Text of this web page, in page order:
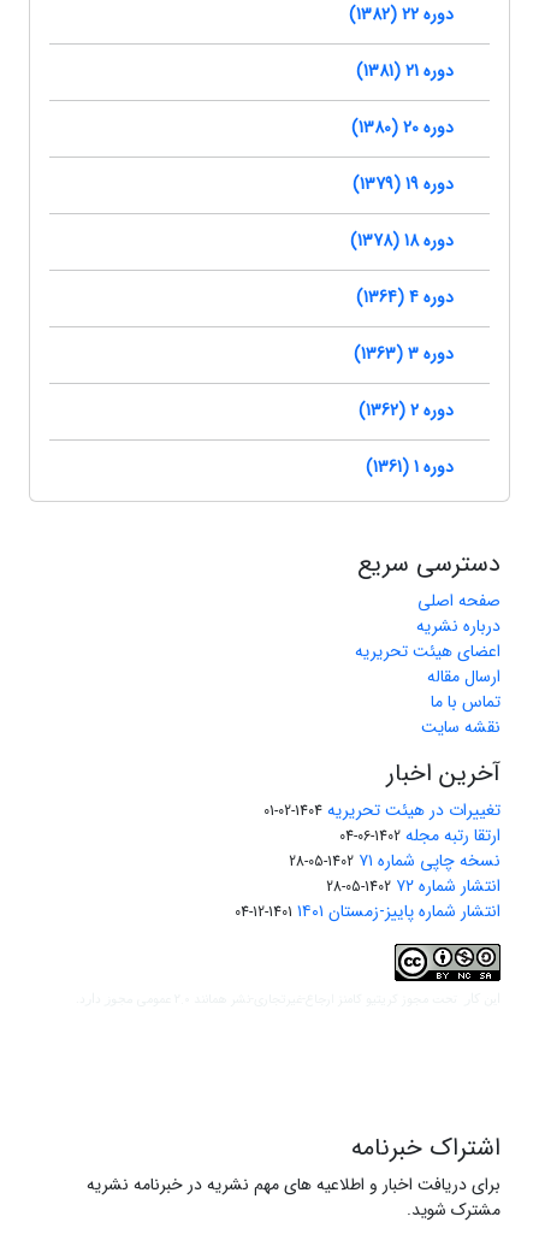
دوره 22 (1382)
دوره 21 (1381)
دوره 20 (1380)
دوره 19 (1379)
دوره 18 (1378)
دوره 4 (1364)
دوره 3 (1363)
دوره 2 (1362)
دوره 1 (1361)
دسترسی سریع
صفحه اصلی
درباره نشریه
اعضای هیئت تحریریه
ارسال مقاله
تماس با ما
نقشه سایت
آخرین اخبار
تغییرات در هیئت تحریریه 1404-02-01
ارتقا رتبه مجله 1402-06-04
نسخه چاپی شماره ۷۱ 1402-05-28
انتشار شماره ۷۲ 1402-05-28
انتشار شماره پاییز-زمستان ۱۴۰۱ 1401-12-04
اشتراک خبرنامه
برای دریافت اخبار و اطلاعیه های مهم نشریه در خبرنامه نشریه
مشترک شوید.